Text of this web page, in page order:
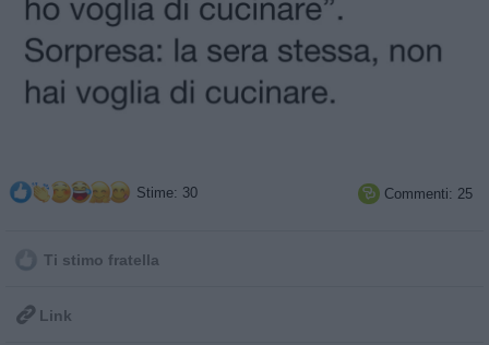
Stime: 30  Commenti: 25
Ti stimo fratella
 Link